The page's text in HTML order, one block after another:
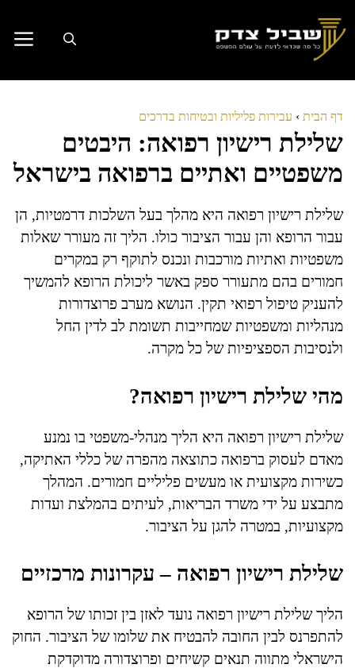
לתוכן
דף הבית › עבירות פליליות ובטיחות בדרכים
שלילת רישיון רפואה: היבטים
משפטיים ואתיים ברפואה בישראל
שלילת רישיון רפואה היא מהלך בעל השלכות דרמטיות, הן
עבור הרופא והן עבור הציבור כולו. הליך זה מעורר שאלות
משפטיות ואתיות מורכבות ונכנס לתוקף רק במקרים
חמורים בהם מתעורר ספק באשר ליכולת הרופא להמשיך
להעניק טיפול רפואי תקין. הנושא מערב פרוצדורות
מנהליות ומשפטיות שמחייבות תשומת לב לדין החל
ולנסיבות הספציפיות של כל מקרה.
מהי שלילת רישיון רפואה?
שלילת רישיון רפואה היא הליך מנהלי-משפטי בו נמנע
מאדם לעסוק ברפואה כתוצאה מהפרה של כללי האתיקה,
כשירות מקצועית או מעשים פליליים חמורים. המהלך
מתבצע על ידי משרד הבריאות, לעיתים בהמלצת ועדות
מקצועיות, במטרה להגן על הציבור.
שלילת רישיון רפואה – עקרונות מרכזיים
הליך שלילת רישיון רפואה נועד לאזן בין זכותו של הרופא
להתפרנס לבין החובה להבטיח את שלומו של הציבור. החוק
הישראלי מתווה תנאים קשיחים ופרוצדורה מדוקדקת